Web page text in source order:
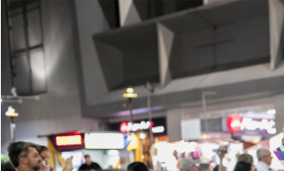
SHARE